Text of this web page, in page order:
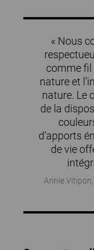
« Nous
comme fil
nature et
nature. Le
de la
d’apports
de vie
Annie